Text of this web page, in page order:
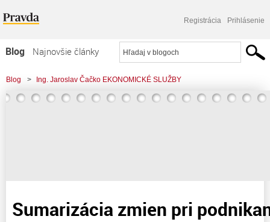
Registrácia Prihlásenie
Blog
Najnovšie články
Najčítanejšie články
Najkomentovanejšie články
Blog > Ing. Jaroslav Čačko EKONOMICKÉ SLUŽBY
> Sumarizácia zmien pri podnikaní
Sumarizácia zmien pri